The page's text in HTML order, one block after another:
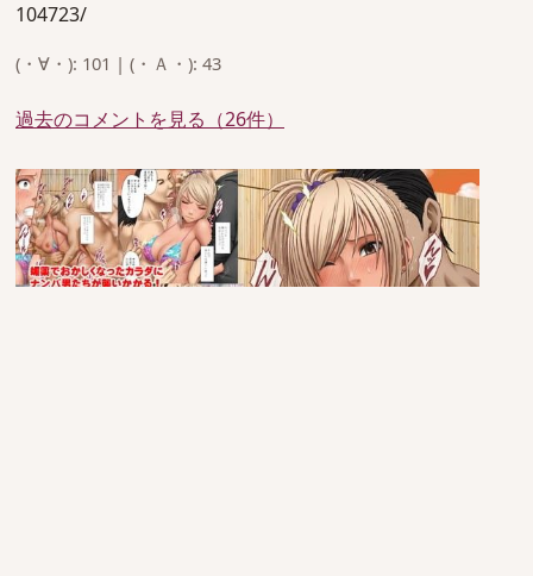
104723/
(・∀・): 101 | (・Ａ・): 43
過去のコメントを見る（26件）